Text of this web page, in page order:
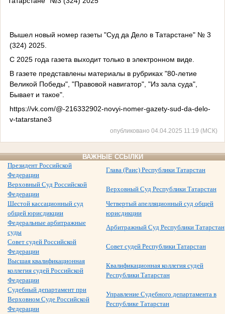
Вышел новый номер газеты "Суд да Дело в Татарстане" № 3
(324) 2025.
С 2025 года газета выходит только в электронном виде.
В газете представлены материалы в рубриках "80-летие
Великой Победы", "Правовой навигатор", "Из зала суда",
Бывает и такое".
https://vk.com/@-216332902-novyi-nomer-gazety-sud-da-delo-
v-tatarstane3
опубликовано 04.04.2025 11:19 (МСК)
ВАЖНЫЕ ССЫЛКИ
Президент Российской
Федерации
Глава (Раис) Республики Татарстан
Верховный Суд Российской
Федерации
Верховный Суд Республики Татарстан
Шестой кассационный суд
общей юрисдикции
Четвертый апелляционный суд общей
юрисдикции
Федеральные арбитражные
суды
Арбитражный Суд Республики Татарстан
Совет судей Российской
Федерации
Совет судей Республики Татарстан
Высшая квалификационная
коллегия судей Российской
Федерации
Квалификационная коллегия судей
Республики Татарстан
Судебный департамент при
Верховном Суде Российской
Федерации
Управление Судебного департамента в
Республике Татарстан